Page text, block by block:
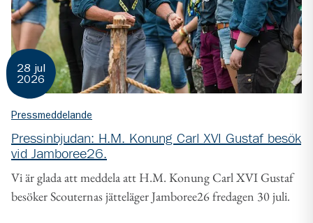
28 jul
2026
Pressmeddelande
Pressinbjudan: H.M. Konung Carl XVI Gustaf besök
vid Jamboree26.
Vi är glada att meddela att H.M. Konung Carl XVI Gustaf
besöker Scouternas jätteläger Jamboree26 fredagen 30 juli.